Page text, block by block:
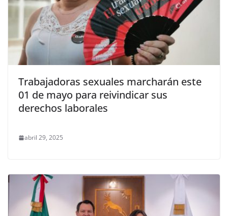
Trabajadoras sexuales marcharán este
01 de mayo para reivindicar sus
derechos laborales
abril 29, 2025